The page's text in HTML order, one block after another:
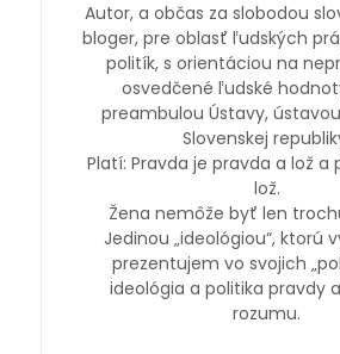
Autor, a občas za slobodou
bloger, pre oblasť ľudských
politík, s orientáciou na
osvedčené ľudské
preambulou Ústavy,
Slovenskej
Platí: Pravda je pravda a lož a
lož.
Žena nemôže byť len
Jedinou „ideológiou“, ktorú
prezentujem vo svojich
ideológia a politika pravdy
rozumu.